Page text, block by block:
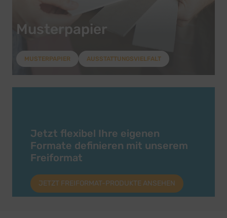
Musterpapier
MUSTERPAPIER AUSSTATTUNGSVIELFALT
Jetzt flexibel Ihre eigenen
Formate definieren mit unserem
Freiformat
JETZT FREIFORMAT-PRODUKTE ANSEHEN